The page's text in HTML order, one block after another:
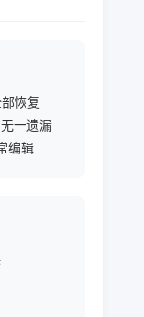
恢复
一遗漏
编辑